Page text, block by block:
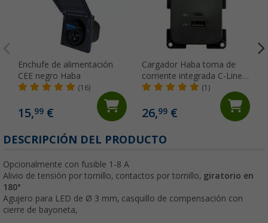
Enchufe de alimentación
CEE negro Haba
(16)
15,99 €
Cargador Haba toma de
corriente integrada C-Line
doble USB-A y USB-C 10-24
(1)
26,99€
DESCRIPCIÓN DEL PRODUCTO
Opcionalmente con fusible 1-8 A
Alivio de tensión por tornillo, contactos por tornillo, giratorio en
180°
Agujero para LED de Ø 3 mm, casquillo de compensación con
cierre de bayoneta,